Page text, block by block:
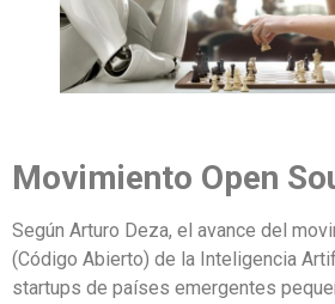
Movimiento Open
Según Arturo Deza, el avance del
(Código Abierto) de la Inteligencia
startups de países emergentes